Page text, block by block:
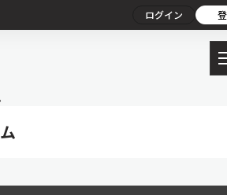
ログイン